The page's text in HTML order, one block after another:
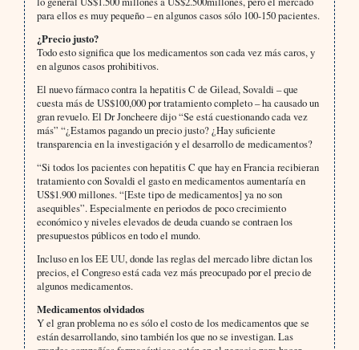
para ellos es muy pequeño – en algunos casos sólo 100-150 pacientes.
¿Precio justo?
Todo esto significa que los medicamentos son cada vez más caros, y
en algunos casos prohibitivos.
El nuevo fármaco contra la hepatitis C de Gilead, Sovaldi – que
cuesta más de US$100,000 por tratamiento completo – ha causado un
gran revuelo. El Dr Joncheere dijo “Se está cuestionando cada vez
más” “¿Estamos pagando un precio justo? ¿Hay suficiente
transparencia en la investigación y el desarrollo de medicamentos?
“Si todos los pacientes con hepatitis C que hay en Francia recibieran
tratamiento con Sovaldi el gasto en medicamentos aumentaría en
US$1.900 millones. “[Este tipo de medicamentos] ya no son
asequibles”. Especialmente en periodos de poco crecimiento
económico y niveles elevados de deuda cuando se contraen los
presupuestos públicos en todo el mundo.
Incluso en los EE UU, donde las reglas del mercado libre dictan los
precios, el Congreso está cada vez más preocupado por el precio de
algunos medicamentos.
Medicamentos olvidados
Y el gran problema no es sólo el costo de los medicamentos que se
están desarrollando, sino también los que no se investigan. Las